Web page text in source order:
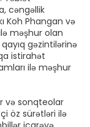
cəngəllik
Koh Phangan və
məşhur olan
gəzintilərinə
istirahət
ilə məşhur
və sonqteolar
öz sürətləri ilə